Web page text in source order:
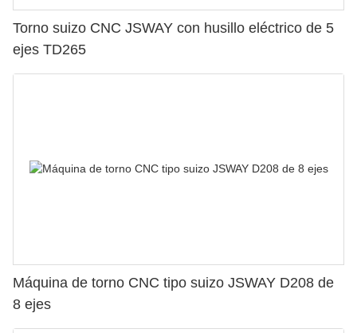
Torno suizo CNC JSWAY con husillo eléctrico de 5
ejes TD265
Máquina de torno CNC tipo suizo JSWAY D208 de
8 ejes